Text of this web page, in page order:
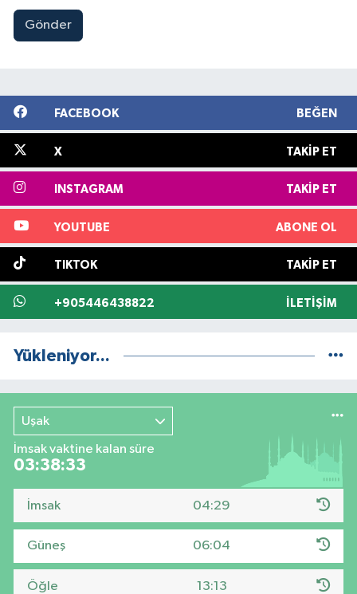
Gönder
FACEBOOK BEĞEN
X TAKIP ET
INSTAGRAM TAKIP ET
YOUTUBE ABONE OL
TIKTOK TAKIP ET
+905446438822 İLETIŞIM
Yükleniyor...
Uşak
İmsak vaktine kalan süre
03:38:32
İmsak 04:29
Güneş 06:04
Öğle 13:13